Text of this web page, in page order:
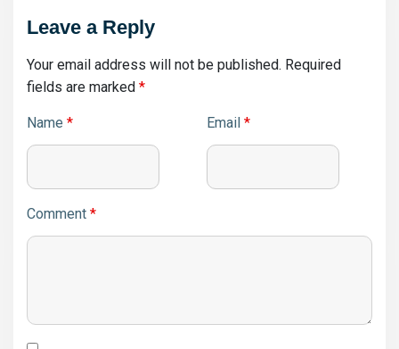
Leave a Reply
Your email address will not be published. Required
fields are marked *
Name * Email *
Comment *